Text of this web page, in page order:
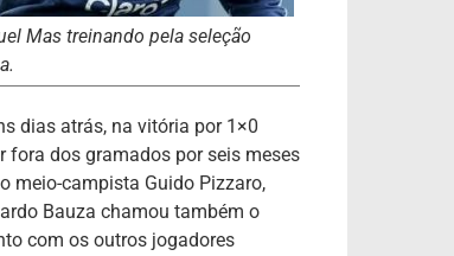
Mas treinando pela seleção
dias atrás, na vitória por 1×0
fora dos gramados por seis meses
meio-campista Guido Pizzaro,
Bauza chamou também o
com os outros jogadores